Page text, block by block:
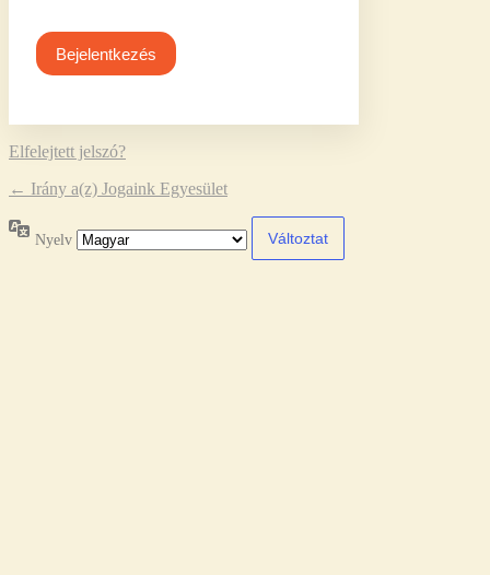
Elfelejtett jelszó?
← Irány a(z) Jogaink Egyesület
Nyelv